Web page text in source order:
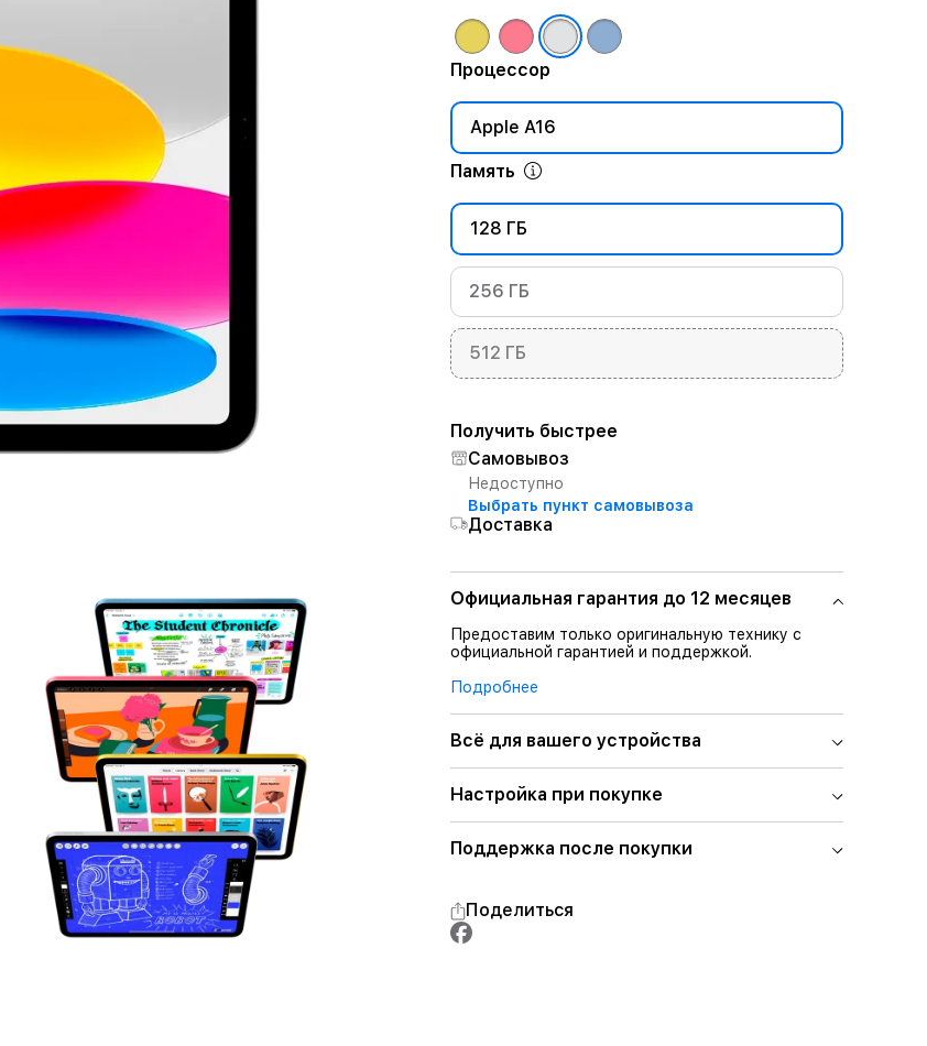
Процессор
Apple A16
Память
128 ГБ
256 ГБ
512 ГБ
Получить быстрее
Самовывоз
Недоступно
Выбрать пункт самовывоза
Доставка
Официальная гарантия до 12 месяцев
Предоставим только оригинальную технику с
официальной гарантией и поддержкой.
Подробнее
Всё для вашего устройства
Настройка при покупке
Поддержка после покупки
Поделиться